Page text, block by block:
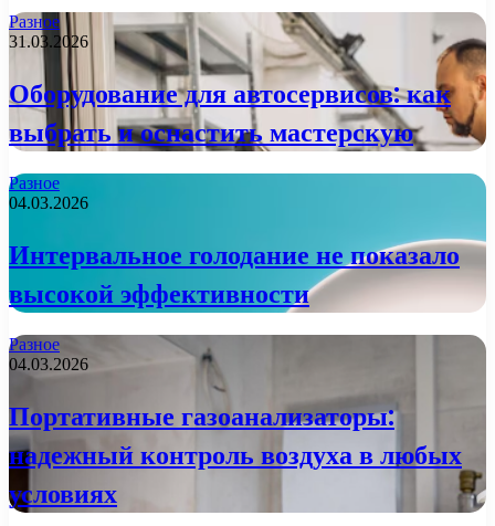
Разное
31.03.2026
Оборудование для автосервисов: как
выбрать и оснастить мастерскую
Разное
04.03.2026
Интервальное голодание не показало
высокой эффективности
Разное
04.03.2026
Портативные газоанализаторы:
надежный контроль воздуха в любых
условиях